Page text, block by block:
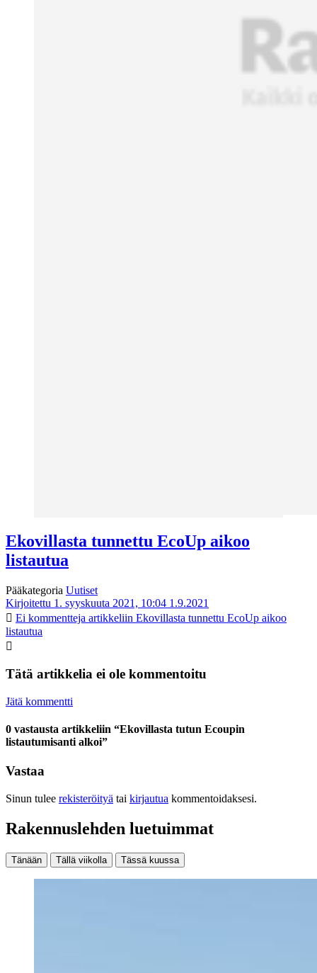
Ekovillasta tunnettu EcoUp aikoo
listautua
Pääkategoria Uutiset
Kirjoitettu 1. syyskuuta 2021, 10:04 1.9.2021
Ei kommentteja artikkeliin Ekovillasta tunnettu EcoUp aikoo
listautua
Tätä artikkelia ei ole kommentoitu
Jätä kommentti
0 vastausta artikkeliin “Ekovillasta tutun Ecoupin
listautumisanti alkoi”
Vastaa
Sinun tulee rekisteröityä tai kirjautua kommentoidaksesi.
Rakennuslehden luetuimmat
Tänään Tällä viikolla Tässä kuussa